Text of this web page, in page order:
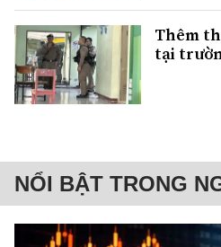
Thêm
tại
NỔI BẬT TRONG